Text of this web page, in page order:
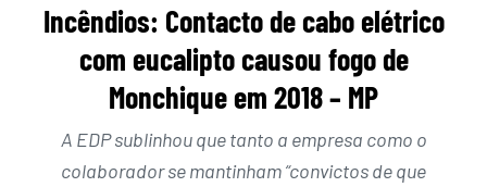
Incêndios: Contacto de cabo elétrico
com eucalipto causou fogo de
Monchique em 2018 – MP
A EDP sublinhou que tanto a empresa como o
colaborador se mantinham “convictos de que